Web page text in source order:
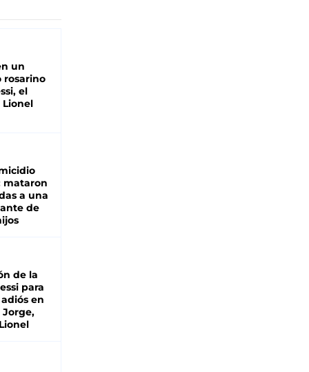
un
rosarino
el
Lionel
mataron
a una
de
de la
para
en
Jorge,